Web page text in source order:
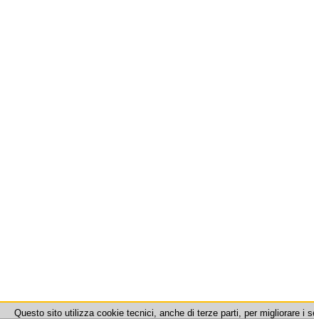
Questo sito utilizza cookie tecnici, anche di terze parti, per migliorare i